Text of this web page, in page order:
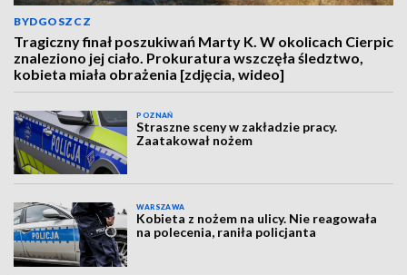
BYDGOSZCZ
Tragiczny finał poszukiwań Marty K. W okolicach Cierpic
znaleziono jej ciało. Prokuratura wszczęła śledztwo,
kobieta miała obrażenia [zdjęcia, wideo]
POZNAŃ
Straszne sceny w zakładzie pracy.
Zaatakował nożem
WARSZAWA
Kobieta z nożem na ulicy. Nie reagowała
na polecenia, raniła policjanta